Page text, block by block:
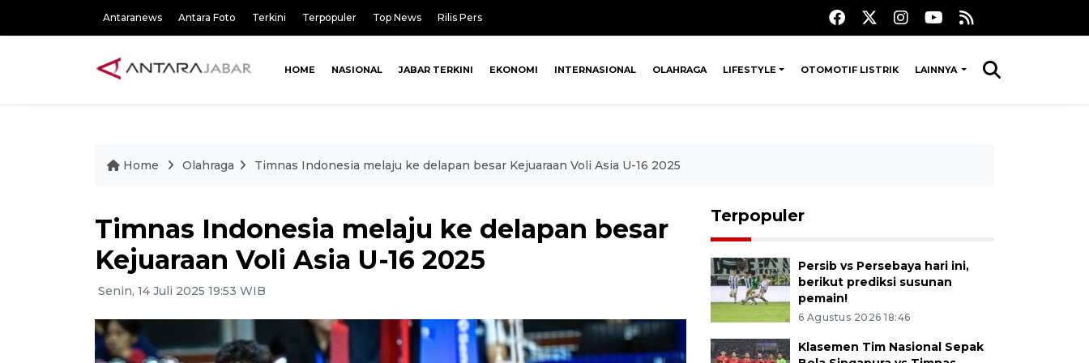
Antaranews Antara Foto Terkini Terpopuler Top News Rilis Pers
HOME NASIONAL JABAR TERKINI EKONOMI INTERNASIONAL OLAHRAGA LIFESTYLE OTOMOTIF LISTRIK LAINNYA
Home Olahraga Timnas Indonesia melaju ke delapan besar Kejuaraan Voli Asia U-16 2025
Timnas Indonesia melaju ke delapan besar
Kejuaraan Voli Asia U-16 2025
Senin, 14 Juli 2025 19:53 WIB
Terpopuler
Persib vs Persebaya hari ini,
berikut prediksi susunan
pemain!
6 Agustus 2026 18:46
Klasemen Tim Nasional Sepak